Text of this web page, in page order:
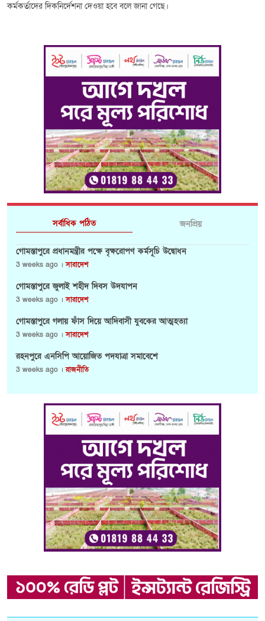
কর্মকর্তাদের দিকনির্দেশনা দেওয়া হবে বলে জানা গেছে।
সর্বাধিক পঠিত জনপ্রিয়
গোমস্তাপুরে প্রধানমন্ত্রীর পক্ষে বৃক্ষরোপণ কর্মসূচি উদ্বোধন
3 weeks ago ।সারাদেশ
গোমস্তাপুরে জুলাই শহীদ দিবস উদযাপন
3 weeks ago ।সারাদেশ
গোমস্তাপুরে গলায় ফাঁস দিয়ে আদিবাসী যুবকের আত্মহত্যা
3 weeks ago ।সারাদেশ
রহনপুরে এনসিপি আয়োজিত পদযাত্রা সমাবেশে
3 weeks ago ।রাজনীতি